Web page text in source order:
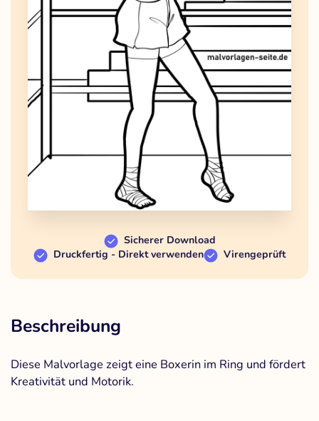
Sicherer Download
Druckfertig - Direkt verwenden
Virengeprüft
Beschreibung
Diese Malvorlage zeigt eine Boxerin im Ring und fördert
Kreativität und Motorik.